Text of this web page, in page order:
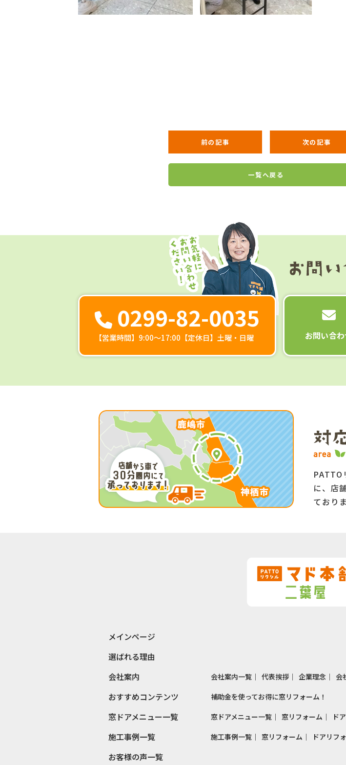
前の記事 次の記事
一覧へ戻る
0299-82-0035
【営業時間】9:00～17:00【定休日】土曜・日曜 お問い合
PATTO
に、店
ており
メインページ
選ばれる理由
会社案内
会社案内一覧 代表挨拶 企業理念 会
おすすめコンテンツ 補助金を使ってお得に窓リフォーム！
窓ドアメニュー一覧 窓ドアメニュー一覧 窓リフォーム ド
施工事例一覧 施工事例一覧 窓リフォーム ドアリフ
お客様の声一覧